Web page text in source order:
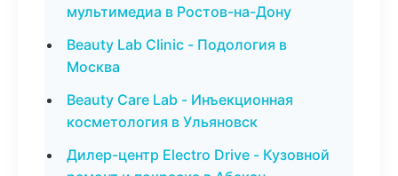
мультимедиа в Ростов-на-Дону
Beauty Lab Clinic - Подология в
Москва
Beauty Care Lab - Инъекционная
косметология в Ульяновск
Дилер-центр Electro Drive - Кузовной